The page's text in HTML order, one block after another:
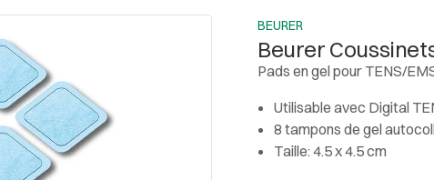
BEURER
Beurer
Pads en gel pour TENS/
Utilisable avec Digital
8 tampons de gel
Taille: 4.5 x 4.5 cm